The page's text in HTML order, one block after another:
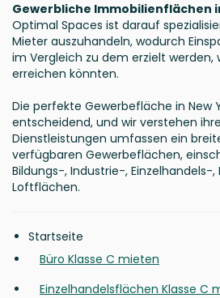
Gewerbliche Immobilienflächen
Optimal Spaces ist darauf
Mieter auszuhandeln, wodurch
im Vergleich zu dem erzielt werden,
erreichen könnten.
Die perfekte Gewerbefläche in New
entscheidend, und wir verstehen
Dienstleistungen umfassen ein
verfügbaren Gewerbeflächen,
Bildungs-, Industrie-, Einzelhandels-
Loftflächen.
Startseite
Büro Klasse C mieten
Einzelhandelsflächen Klasse C